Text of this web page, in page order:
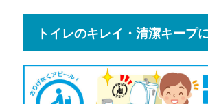
トイレのキレイ・清潔キープ